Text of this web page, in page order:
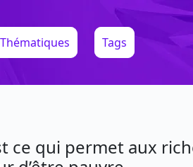
Thématiques Tags
ce qui permet aux